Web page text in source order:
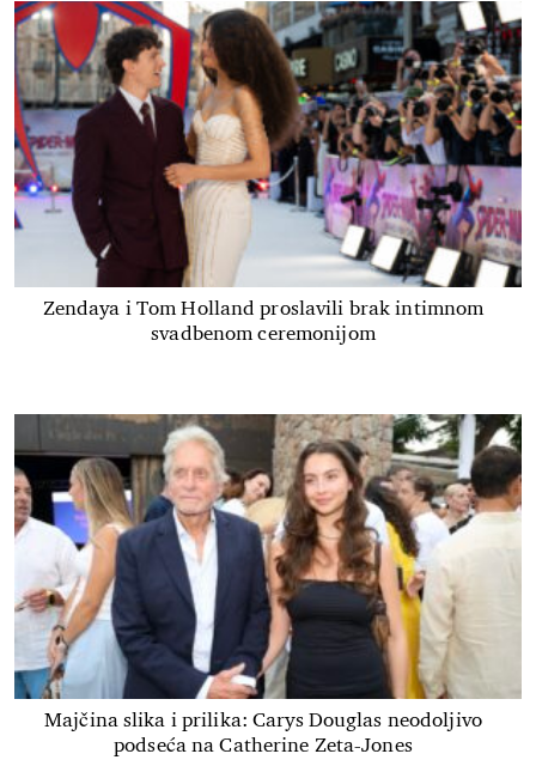
Zendaya i Tom Holland proslavili brak intimnom
svadbenom ceremonijom
Majčina slika i prilika: Carys Douglas neodoljivo
podseća na Catherine Zeta-Jones